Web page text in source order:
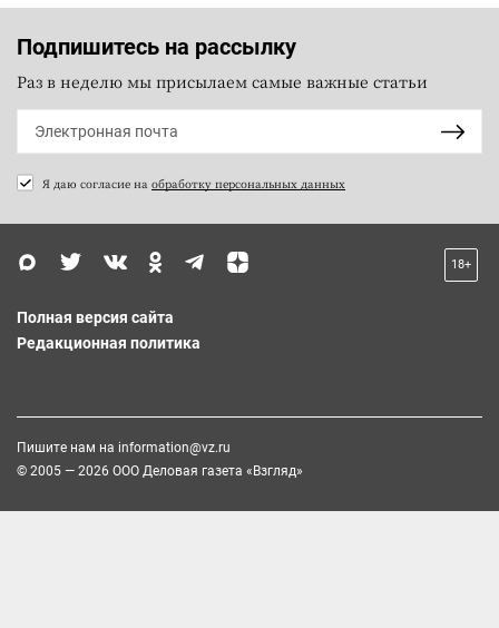
Подпишитесь на рассылку
Раз в неделю мы присылаем самые важные статьи
Я даю согласие на обработку персональных данных
18+
Полная версия сайта
Редакционная политика
Пишите нам на information@vz.ru
© 2005 — 2026 ООО Деловая газета «Взгляд»